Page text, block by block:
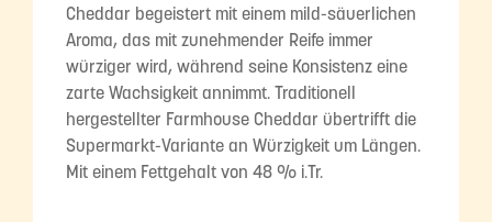
Cheddar begeistert mit einem mild-säuerlichen
Aroma, das mit zunehmender Reife immer
würziger wird, während seine Konsistenz eine
zarte Wachsigkeit annimmt. Traditionell
hergestellter Farmhouse Cheddar übertrifft die
Supermarkt-Variante an Würzigkeit um Längen.
Mit einem Fettgehalt von 48 % i.Tr.